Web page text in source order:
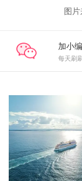
图
加小
每天刷